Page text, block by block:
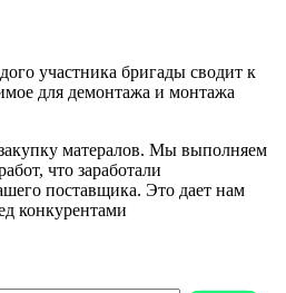
участника бригады сводит к
для демонтажа и монтажа
матералов. Мы выполняем
что заработали
поставщика. Это дает нам
конкурентами